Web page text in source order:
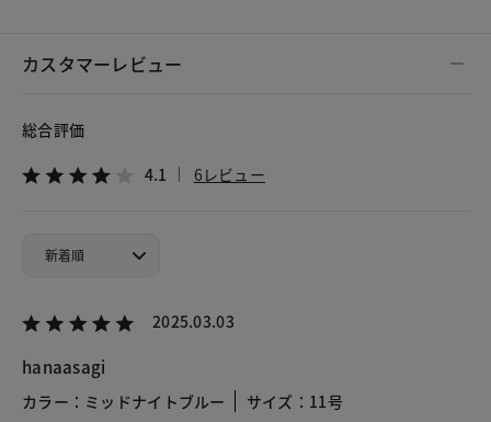
カスタマーレビュー
総合評価
4.1 6レビュー
2025.03.03
hanaasagi
カラー：ミッドナイトブルー
サイズ：11号